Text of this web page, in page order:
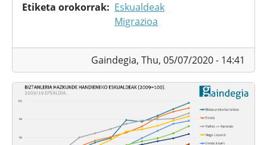
Etiketa orokorrak
Eskualdeak
Migrazioa
Gaindegia, Thu, 05/07/2020 - 14:41